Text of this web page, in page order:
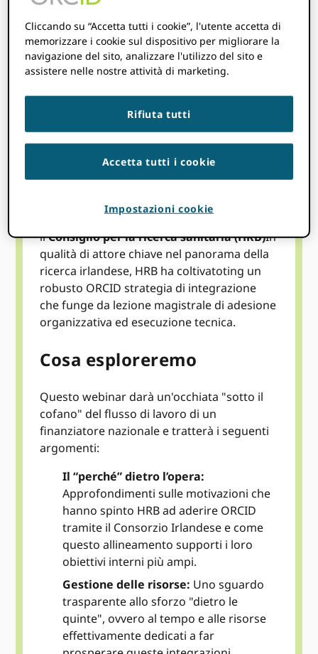
Argomenti
di ORCID adozione all’interno della
comunità accademica. Come semi sparsi dal
vento, ORCID ha messo radici in tutto il
In questa sessione, siamo lieti di presentare
ilConsiglio per la ricerca sanitaria (HRB)In
qualità di attore chiave nel panorama della
ricerca irlandese, HRB ha coltivatoting un
robusto ORCID strategia di integrazione
che funge da lezione magistrale di adesione
organizzativa ed esecuzione tecnica.
Cosa esploreremo
Questo webinar darà un'occhiata "sotto il
cofano" del flusso di lavoro di un
finanziatore nazionale e tratterà i seguenti
argomenti:
Il “perché” dietro l’opera:
Approfondimenti sulle motivazioni che
hanno spinto HRB ad aderire ORCID
tramite il Consorzio Irlandese e come
questo allineamento supporti i loro
obiettivi interni più ampi.
Gestione delle risorse: Uno sguardo
trasparente allo sforzo "dietro le
quinte", ovvero al tempo e alle risorse
effettivamente dedicati a far
Cliccando su “Accetta tutti i cookie”, l'utente accetta di
memorizzare i cookie sul dispositivo per migliorare la
navigazione del sito, analizzare l'utilizzo del sito e
assistere nelle nostre attività di marketing.
Rifiuta tutti
Accetta tutti i cookie
Impostazioni cookie